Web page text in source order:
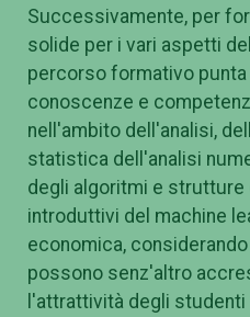
Successivamente, per
solide per i vari aspetti
percorso formativo
conoscenze e
nell'ambito dell'analisi,
statistica dell'analisi
degli algoritmi e
introduttivi del machine
economica,
possono senz'altro
l'attrattività degli